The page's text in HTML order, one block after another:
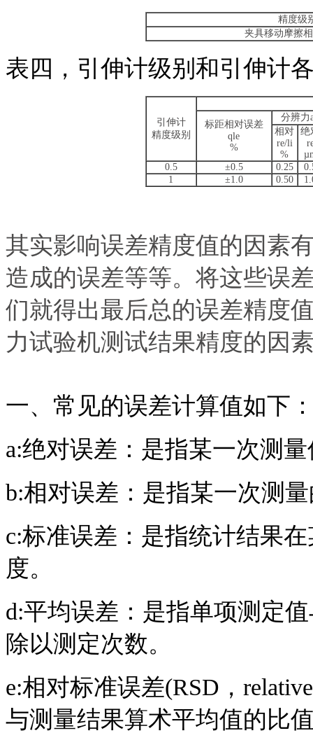
精度级
夹具移动摩擦
表四，引伸计级别和引伸计
引伸计
精度级别
标距相对误差
qle
%
分辨力
相对
re/li
%
绝
0.5
±0.5 0.25
1
±1.0 0.50
其实影响误差精度值的因素
造成的误差等等。将这些误
们就得出最后总的误差精度
力试验机测试结果精度的因
一、常见的误差计算值如下
a:绝对误差：是指某一次测
b:相对误差：是指某一次测
c:标准误差：是指统计结果
度。
d:平均误差：是指单项测定
除以测定次数。
e:相对标准误差(RSD，
与测量结果算术平均值的比